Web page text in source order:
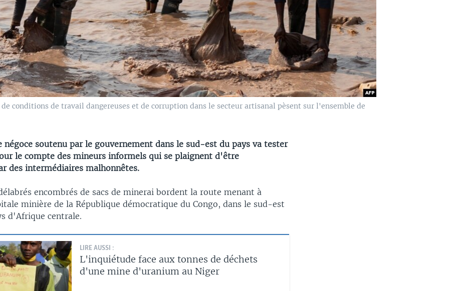
conditions de travail dangereuses et de corruption dans le secteur artisanal pèsent sur l'ensemble de
négoce soutenu par le gouvernement dans le sud-est du pays va tester
le compte des mineurs informels qui se plaignent d'être
des intermédiaires malhonnêtes.
encombrés de sacs de minerai bordent la route menant à
minière de la République démocratique du Congo, dans le sud-est
d'Afrique centrale.
LIRE AUSSI :
L'inquiétude face aux tonnes de déchets
d'une mine d'uranium au Niger